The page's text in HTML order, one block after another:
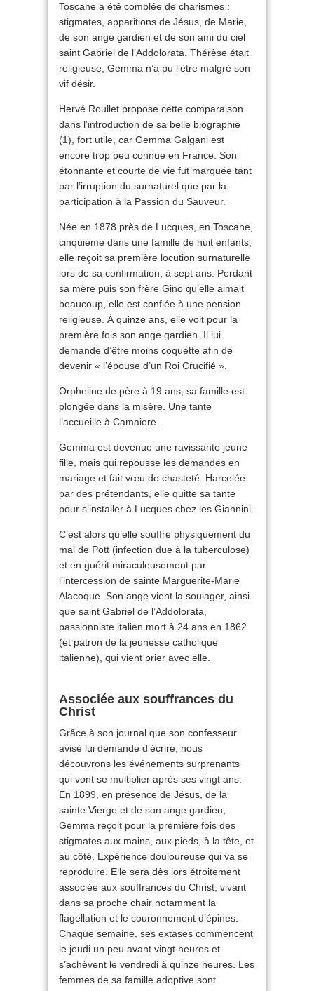
Toscane a été comblée de charismes :
stigmates, apparitions de Jésus, de Marie,
de son ange gardien et de son ami du ciel
saint Gabriel de l’Addolorata. Thérèse était
religieuse, Gemma n’a pu l’être malgré son
vif désir.
Hervé Roullet propose cette comparaison
dans l’introduction de sa belle biographie
(1), fort utile, car Gemma Galgani est
encore trop peu connue en France. Son
étonnante et courte de vie fut marquée tant
par l’irruption du surnaturel que par la
participation à la Passion du Sauveur.
Née en 1878 près de Lucques, en Toscane,
cinquième dans une famille de huit enfants,
elle reçoit sa première locution surnaturelle
lors de sa confirmation, à sept ans. Perdant
sa mère puis son frère Gino qu’elle aimait
beaucoup, elle est confiée à une pension
religieuse. À quinze ans, elle voit pour la
première fois son ange gardien. Il lui
demande d’être moins coquette afin de
devenir « l’épouse d’un Roi Crucifié ».
Orpheline de père à 19 ans, sa famille est
plongée dans la misère. Une tante
l’accueille à Camaiore.
Gemma est devenue une ravissante jeune
fille, mais qui repousse les demandes en
mariage et fait vœu de chasteté. Harcelée
par des prétendants, elle quitte sa tante
pour s’installer à Lucques chez les Giannini.
C’est alors qu’elle souffre physiquement du
mal de Pott (infection due à la tuberculose)
et en guérit miraculeusement par
l’intercession de sainte Marguerite-Marie
Alacoque. Son ange vient la soulager, ainsi
que saint Gabriel de l’Addolorata,
passionniste italien mort à 24 ans en 1862
(et patron de la jeunesse catholique
italienne), qui vient prier avec elle.
Associée aux souffrances du
Christ
Grâce à son journal que son confesseur
avisé lui demande d’écrire, nous
découvrons les événements surprenants
qui vont se multiplier après ses vingt ans.
En 1899, en présence de Jésus, de la
sainte Vierge et de son ange gardien,
Gemma reçoit pour la première fois des
stigmates aux mains, aux pieds, à la tête, et
au côté. Expérience douloureuse qui va se
reproduire. Elle sera dès lors étroitement
associée aux souffrances du Christ, vivant
dans sa proche chair notamment la
flagellation et le couronnement d’épines.
Chaque semaine, ses extases commencent
le jeudi un peu avant vingt heures et
s’achèvent le vendredi à quinze heures. Les
femmes de sa famille adoptive sont